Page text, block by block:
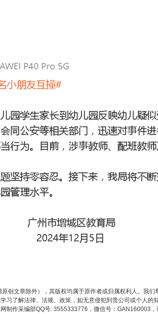
创文章除外），其版权均属于原作者或归属权利人。我
习了解法律、法规、政策，如无意侵犯到贵公司或个人的
制作采编部QQ号: 3555333776，微信号：GAN160003